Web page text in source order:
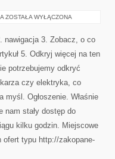
WSKAZÓWKI
ZOSTAŁA WYŁĄCZONA
nawigacja 3. Zobacz, o co
5. Odkryj więcej na ten
potrzebujemy odkryć
czy elektryka, co
myśl. Ogłoszenie. Właśnie
nam stały dostęp do
kilku godzin. Miejscowe
ofert typu http://zakopane-